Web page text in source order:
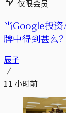
仅限会员
当Google投
牌中得到甚么？
辰子
11 小时前